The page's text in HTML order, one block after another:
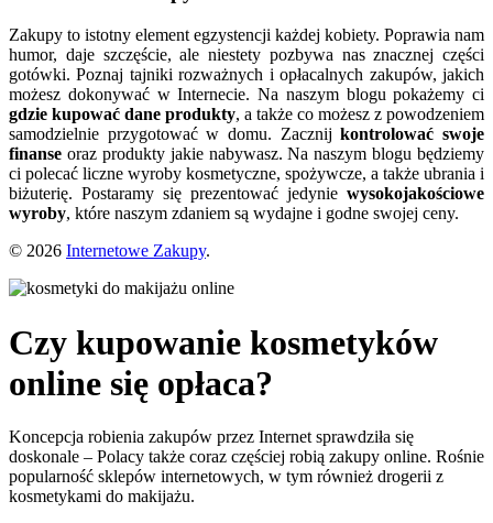
Zakupy to istotny element egzystencji każdej kobiety. Poprawia nam
humor, daje szczęście, ale niestety pozbywa nas znacznej części
gotówki. Poznaj tajniki rozważnych i opłacalnych zakupów, jakich
możesz dokonywać w Internecie. Na naszym blogu pokażemy ci
gdzie kupować dane produkty, a także co możesz z powodzeniem
samodzielnie przygotować w domu. Zacznijkontrolować swoje
finanse oraz produkty jakie nabywasz. Na naszym blogu będziemy
ci polecać liczne wyroby kosmetyczne, spożywcze, a także ubrania i
biżuterię. Postaramy się prezentować jedynie wysokojakościowe
wyroby, które naszym zdaniem są wydajne i godne swojej ceny.
© 2026 Internetowe Zakupy.
Czy kupowanie kosmetyków
online się opłaca?
Koncepcja robienia zakupów przez Internet sprawdziła się
doskonale – Polacy także coraz częściej robią zakupy online. Rośnie
popularność sklepów internetowych, w tym również drogerii z
kosmetykami do makijażu.